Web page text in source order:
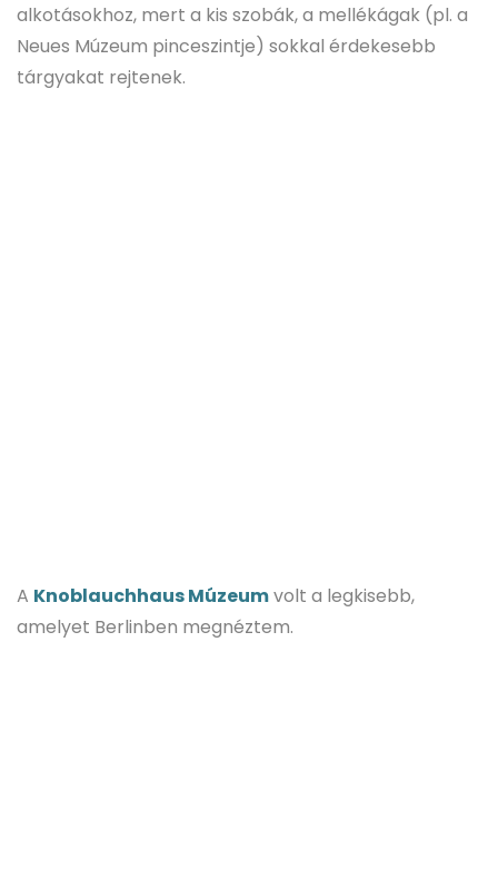
alkotásokhoz, mert a kis szobák, a mellékágak (pl. a
Neues Múzeum pinceszintje) sokkal érdekesebb
tárgyakat rejtenek.
A Knoblauchhaus Múzeumvolt a legkisebb,
amelyet Berlinben megnéztem.